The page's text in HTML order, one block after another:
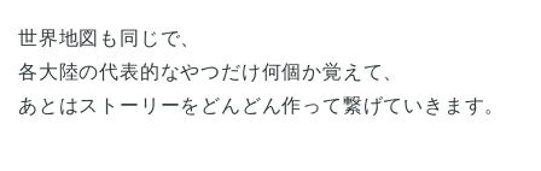
世界地図も同じで、
各大陸の代表的なやつだけ何個か覚えて、
あとはストーリーをどんどん作って繋げていきます。